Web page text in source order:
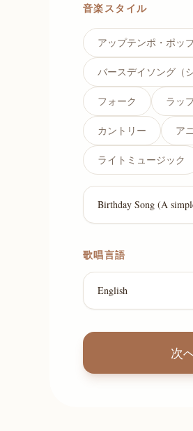
音楽スタイル
アップテンポ・ポッ
バースデイソング（
フォーク ラッ
カントリー ア
ライトミュージック
歌唱言語
English
次